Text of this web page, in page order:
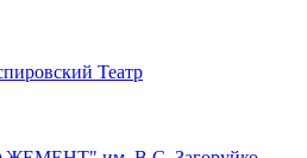
Театр